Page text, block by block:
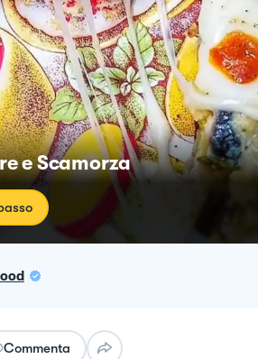
e Scamorza
Commenta